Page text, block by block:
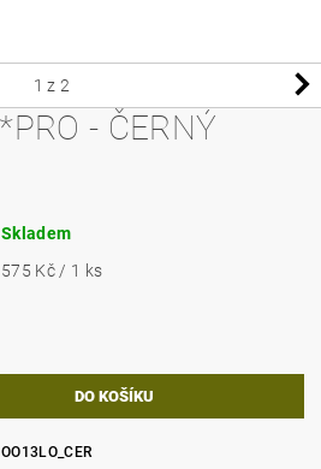
1 z 2
OPASEK LAW*PRO - ČERNÝ
Skladem
575 Kč / 1 ks
OO13LO_CER